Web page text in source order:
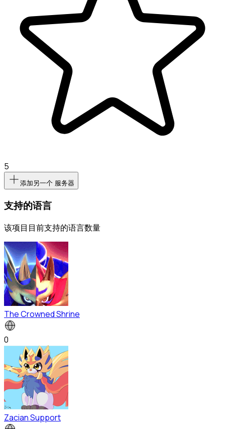
5
添加另一个 服务器
支持的语言
该项目目前支持的语言数量
The Crowned Shrine
0
Zacian Support